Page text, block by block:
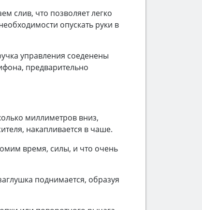
слив, что позволяет легко
опускать руки в
управления соеденены
предварительно
миллиметров вниз,
накапливается в чаше.
время, силы, и что очень
поднимается, образуя